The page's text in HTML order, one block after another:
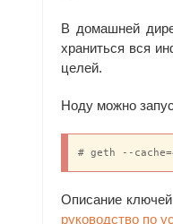
В домашней
храниться вся
целей.
Ноду можно
# geth --
Описание
руководство по